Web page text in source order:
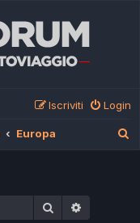
Login
Iscriviti
Europa
Cerca